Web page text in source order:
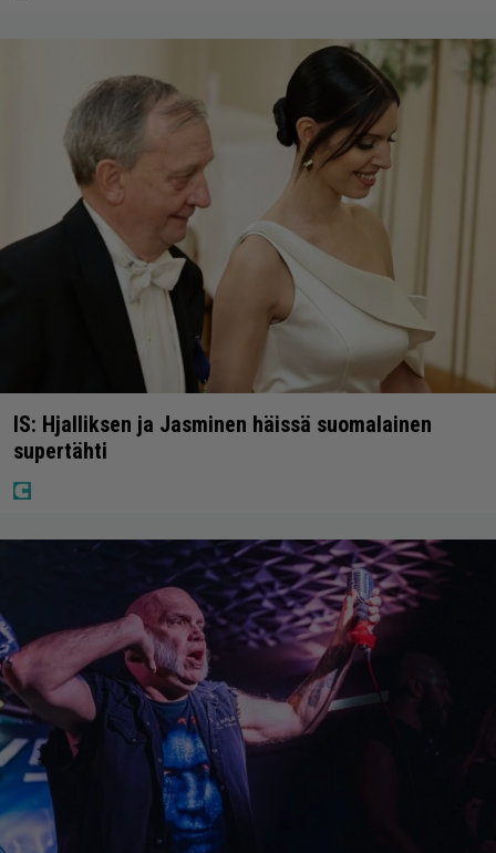
IS: Hjalliksen ja Jasminen häissä suomalainen
supertähti